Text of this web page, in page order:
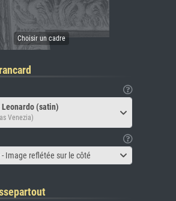
(satin)
Venezia)
Image reflétée sur le côté